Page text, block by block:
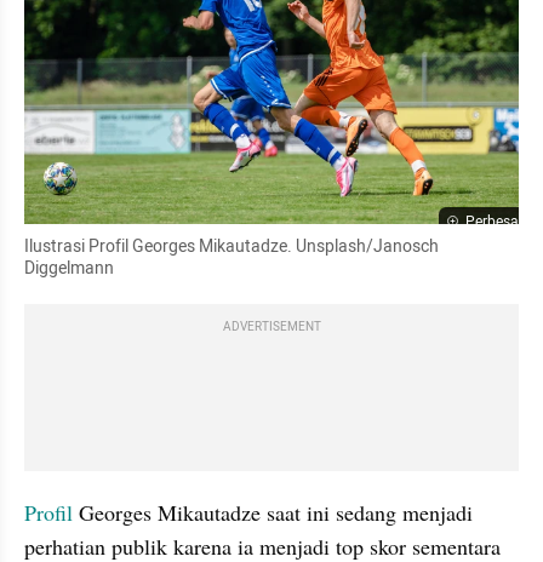
Perbesar
Ilustrasi Profil Georges Mikautadze. Unsplash/Janosch
Diggelmann
ADVERTISEMENT
Profil Georges Mikautadze saat ini sedang menjadi
perhatian publik karena ia menjadi top skor sementara